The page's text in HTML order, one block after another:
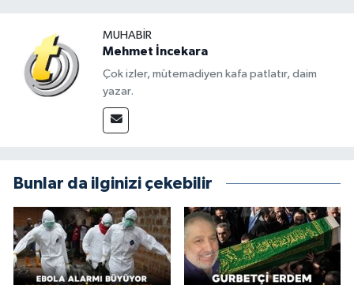
MUHABIR
Mehmet İncekara
Çok izler, mütemadiyen kafa patlatır, daim
yazar.
Bunlar da ilginizi çekebilir